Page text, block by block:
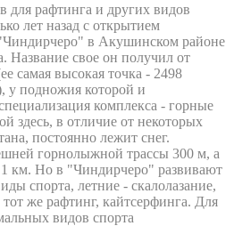
для рафтинга и других видов
лет назад с открытием
в Акушинском районе
Название свое он получил от
самая высокая точка - 2498
у подножия которой и
комплекса - горные
здесь, в отличие от некоторых
постоянно лежит снег.
горнолыжной трассы 300 м, а
1 км. Но в "Чиндирчеро" развивают
спорта, летние - скалолазание,
же рафтинг, кайтсерфинга. Для
видов спорта